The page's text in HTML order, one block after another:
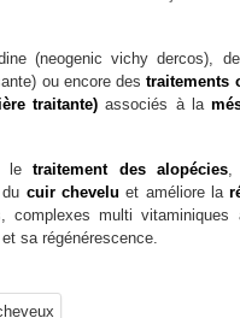
(neogenic vichy dercos),
ou encore destraitements
traitante) associés à la
letraitement des alopécies,
cuir chevelu et améliore la
multi vitaminiques
sa régénérescence.